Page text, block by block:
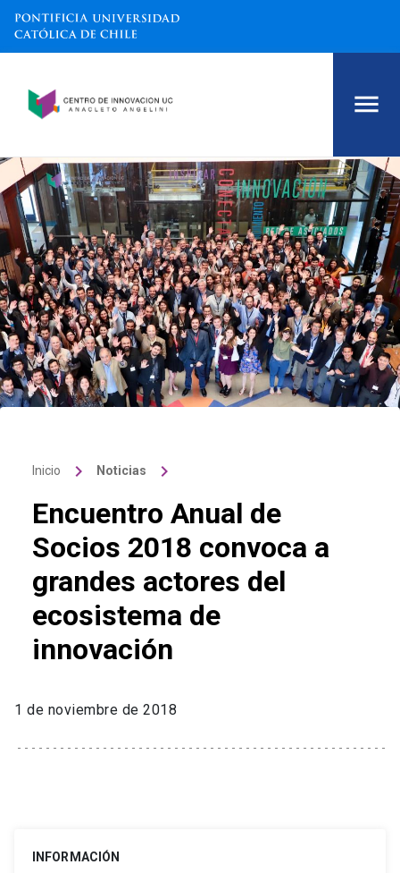
Inicio keyboard_arrow_right Noticias keyboard_arrow_right
Encuentro Anual de
Socios 2018 convoca a
grandes actores del
ecosistema de
innovación
1 de noviembre de 2018
INFORMACIÓN